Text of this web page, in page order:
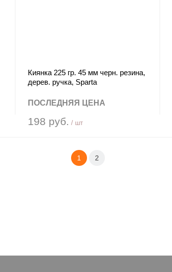
Киянка 225 гр. 45 мм черн. резина,
дерев. ручка, Sparta
ПОСЛЕДНЯЯ ЦЕНА
198 руб. / шт
1 2